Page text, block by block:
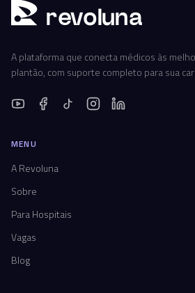
revoluna
A plataforma que conecta médicos às
plantão, com suporte completo para sua
MENU
A Revoluna
Sobre
Para Hospitais
Vagas
Blog